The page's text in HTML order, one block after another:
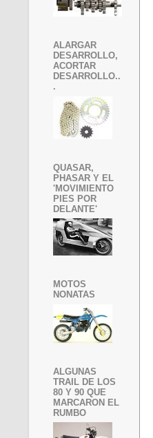
ALARGAR
DESARROLLO,
ACORTAR
DESARROLLO..
.
QUASAR,
PHASAR Y EL
'MOVIMIENTO
PIES POR
DELANTE'
MOTOS
NONATAS
ALGUNAS
TRAIL DE LOS
80 Y 90 QUE
MARCARON EL
RUMBO